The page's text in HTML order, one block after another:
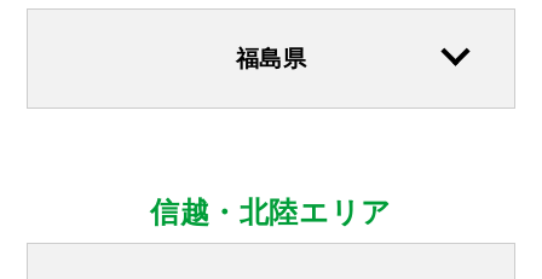
福島県
信越・北陸エリア